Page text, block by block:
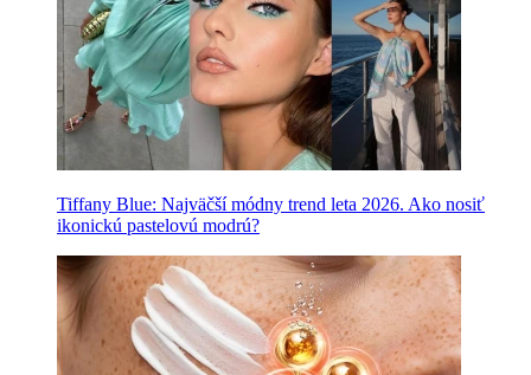
Tiffany Blue: Najväčší módny trend leta 2026. Ako nosiť
ikonickú pastelovú modrú?